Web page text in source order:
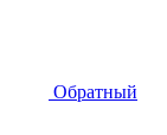
Обратный